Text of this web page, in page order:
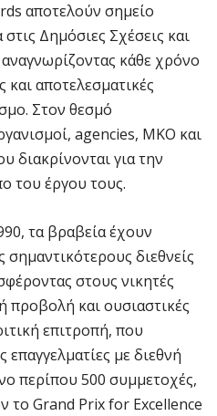
αποτελούν σημείο
Δημόσιες Σχέσεις και
κάθε χρόνο
και αποτελεσματικές
Στον θεσμό
agencies, ΜΚΟ και
διακρίνονται για την
του έργου τους.
τα βραβεία έχουν
σημαντικότερους διεθνείς
στους νικητές
και ουσιαστικές
επιτροπή, που
επαγγελματίες με διεθνή
περίπου 500 συμμετοχές,
το Grand Prix for Excellence